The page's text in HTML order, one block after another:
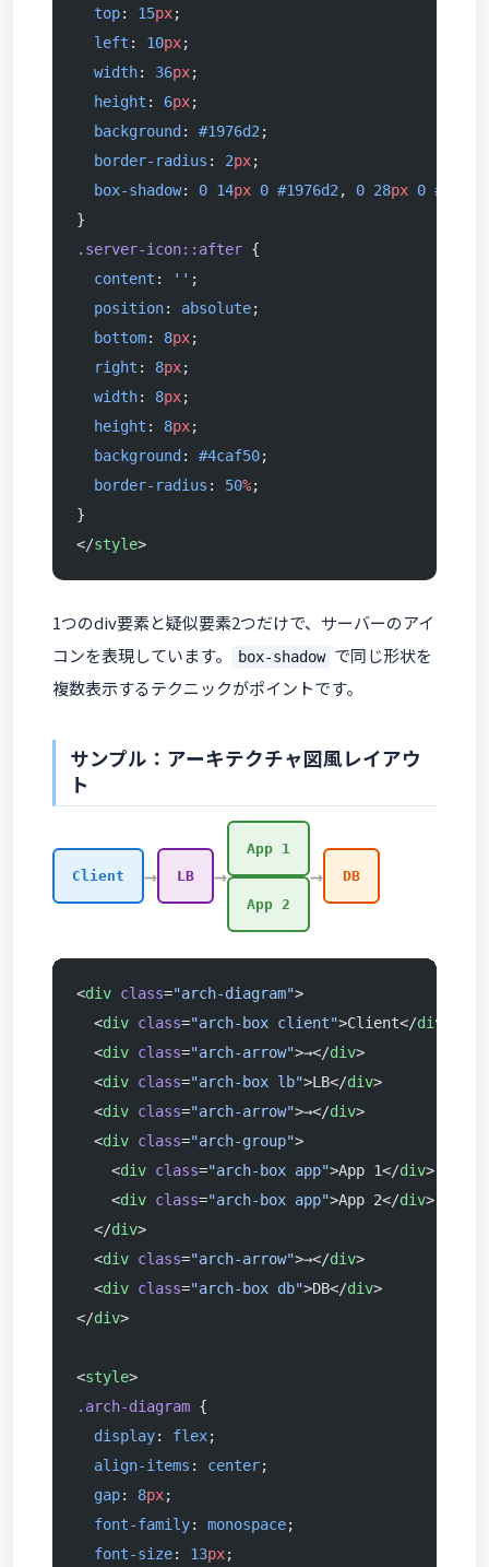
  top
: 15px;
  left
: 10px;
  width
: 36px;
  height
: 6px;
  background
: #1976d2;
  border-radius
: 2px;
  box-shadow
: 0 14px 0 #1976d2, 0 28px 0
}
.server-icon::after {
  content
: '' ;
  position
: absolute;
  bottom
: 8px;
  right
: 8px;
  width
: 8px;
  height
: 8px;
  background
: #4caf50;
  border-radius
: 50%;
}
</style>
1つのdiv要素と疑似要素2つだけで、サーバーのアイ
コンを表現しています。
box-shadow で同じ形状を
複数表示するテクニックがポイントです。
サンプル：アーキテクチャ図風レイアウ
ト
Client → LB →
App 1
App 2
→ DB
<div class="arch-diagram">
  <
div class="arch-box client">Client</div
  <
div class="arch-arrow">→</div>
  <
div class="arch-box lb">LB</div>
  <
div class="arch-arrow">→</div>
  <
div class="arch-group">
    <
div class="arch-box app">App 1</div>
    <
div class="arch-box app">App 2</div>
  </
div>
  <
div class="arch-arrow">→</div>
  <
div class="arch-box db">DB</div>
</div>
<style>
.arch-diagram {
  display
: flex;
  align-items
: center;
  gap
: 8px;
  font-family
: monospace;
  font-size
: 13px;